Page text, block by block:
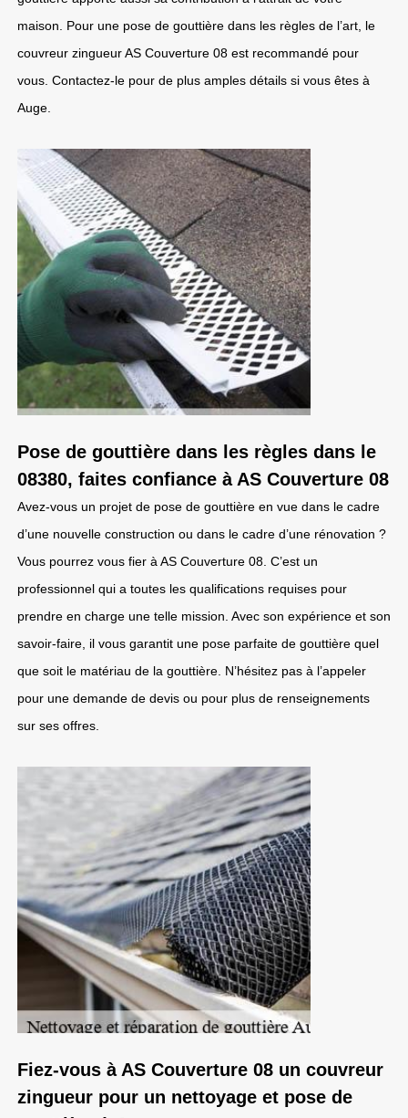
maison. Pour une pose de gouttière dans les règles de l’art, le
couvreur zingueur AS Couverture 08 est recommandé pour
vous. Contactez-le pour de plus amples détails si vous êtes à
Auge.
Pose de gouttière dans les règles dans le
08380, faites confiance à AS Couverture 08
Avez-vous un projet de pose de gouttière en vue dans le cadre
d’une nouvelle construction ou dans le cadre d’une rénovation ?
Vous pourrez vous fier à AS Couverture 08. C’est un
professionnel qui a toutes les qualifications requises pour
prendre en charge une telle mission. Avec son expérience et son
savoir-faire, il vous garantit une pose parfaite de gouttière quel
que soit le matériau de la gouttière. N’hésitez pas à l’appeler
pour une demande de devis ou pour plus de renseignements
sur ses offres.
Fiez-vous à AS Couverture 08 un couvreur
zingueur pour un nettoyage et pose de